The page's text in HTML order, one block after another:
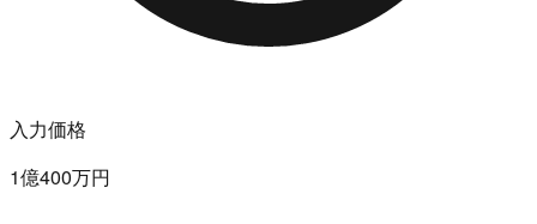
入力価格
1億400万円